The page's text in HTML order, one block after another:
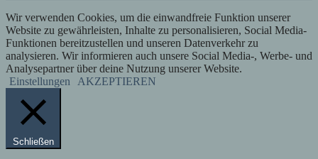
Wir verwenden Cookies, um die einwandfreie Funktion unserer
Website zu gewährleisten, Inhalte zu personalisieren, Social Media-
Funktionen bereitzustellen und unseren Datenverkehr zu
analysieren. Wir informieren auch unsere Social Media-, Werbe- und
Analysepartner über deine Nutzung unserer Website.
Einstellungen
AKZEPTIEREN
Schließen